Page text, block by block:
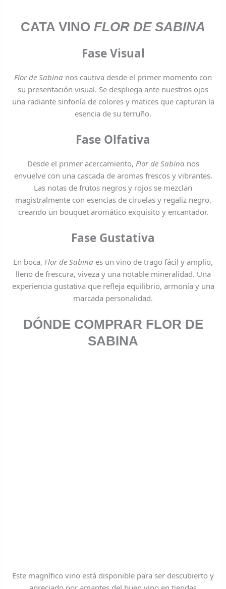
CATA VINO FLOR DE SABINA
Fase Visual
Flor de Sabina nos cautiva desde el primer momento con
su presentación visual. Se despliega ante nuestros ojos
una radiante sinfonía de colores y matices que capturan la
esencia de su terruño.
Fase Olfativa
Desde el primer acercamiento, Flor de Sabina nos
envuelve con una cascada de aromas frescos y vibrantes.
Las notas de frutos negros y rojos se mezclan
magistralmente con esencias de ciruelas y regaliz negro,
creando un bouquet aromático exquisito y encantador.
Fase Gustativa
En boca, Flor de Sabina es un vino de trago fácil y amplio,
lleno de frescura, viveza y una notable mineralidad. Una
experiencia gustativa que refleja equilibrio, armonía y una
marcada personalidad.
DÓNDE COMPRAR FLOR DE
SABINA
Este magnífico vino está disponible para ser descubierto y